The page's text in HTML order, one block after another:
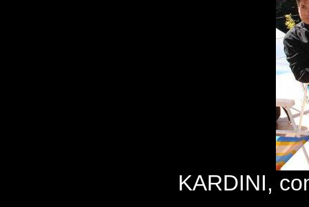
KARDINI,